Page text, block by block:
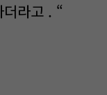
라고 . “